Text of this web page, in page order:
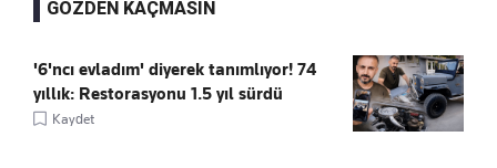
GÖZDEN KAÇMASIN
'6'ncı evladım' diyerek tanımlıyor! 74
yıllık: Restorasyonu 1.5 yıl sürdü
Kaydet